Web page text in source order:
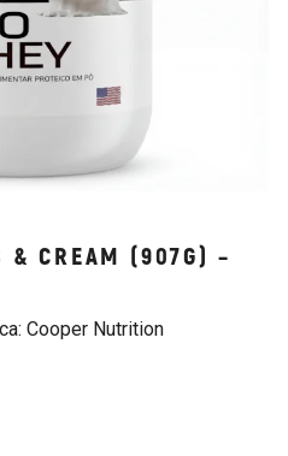
& CREAM (907G) –
Cooper Nutrition